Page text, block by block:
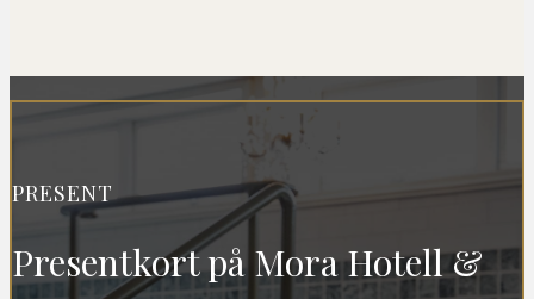
PRESENT
Presentkort på Mora Hotell &